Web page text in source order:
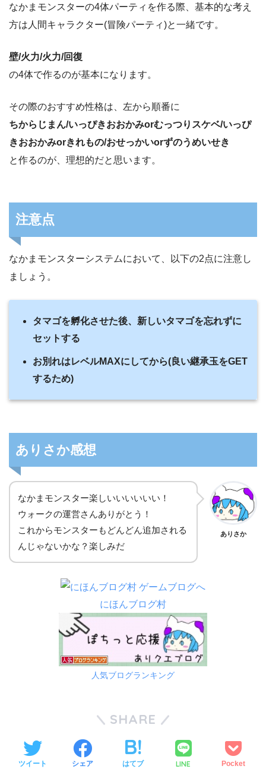
なかまモンスターの4体パーティを作る際、基本的な考え
方は人間キャラクター(冒険パーティ)と一緒です。
壁/火力/火力/回復
の4体で作るのが基本になります。
その際のおすすめ性格は、左から順番に
ちからじまん/いっぴきおおかみorむっつりスケベ/いっぴ
きおおかみorきれもの/おせっかいorずのうめいせき
と作るのが、理想的だと思います。
注意点
なかまモンスターシステムにおいて、以下の2点に注意し
ましょう。
タマゴを孵化させた後、新しいタマゴを忘れずに
セットする
お別れはレベルMAXにしてから(良い継承玉をGET
するため)
ありさか感想
なかまモンスター楽しいいいいいい！
ウォークの運営さんありがとう！
これからモンスターもどんどん追加される
んじゃないかな？楽しみだ
ありさか
にほんブログ村
人気ブログランキング
SHARE
ツイート シェア はてブ LINE Pocket